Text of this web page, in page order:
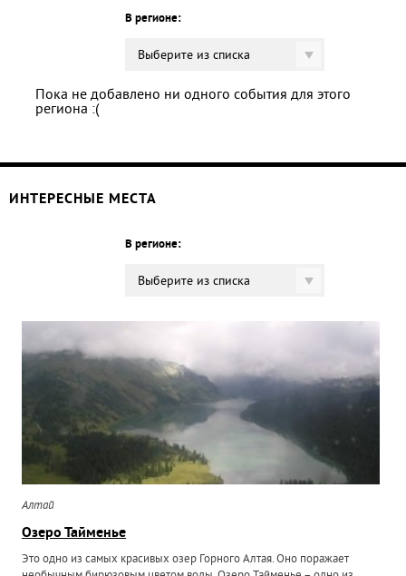
В регионе:
Выберите из списка
Пока не добавлено ни одного события для этого
региона :(
ИНТЕРЕСНЫЕ МЕСТА
В регионе:
Выберите из списка
Алтай
Озеро Тайменье
Это одно из самых красивых озер Горного Алтая. Оно поражает